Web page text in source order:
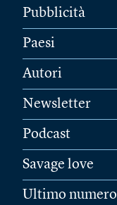
Pubblicità
Paesi
Autori
Newsletter
Podcast
Savage love
Ultimo numero